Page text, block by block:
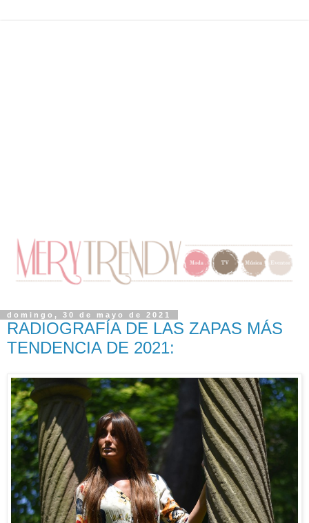
domingo, 30 de mayo de 2021
RADIOGRAFÍA DE LAS ZAPAS MÁS
TENDENCIA DE 2021: